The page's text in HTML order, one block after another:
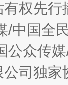
权先
/中国全
公众传
司独